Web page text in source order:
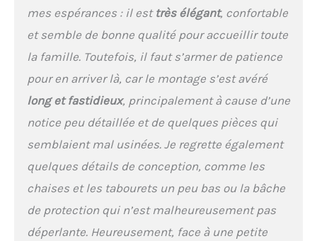
l'hiver ou les absences
prolongées. CONFORT
QUOTIDIEN AVEC
COUSSINS DE 5 CM
coussins imperméables
intégrés aux chaises et
tabourets offrent un
soutien confortable
(épaisseur 5 cm). Vous
agréables assis sur ce
mobilier de terrasse bien
COMPLET LIVRÉ AVEC
TABLE VERRE 223 X 109
mes espérances : il est très élégant, confortable
et semble de bonne qualité pour accueillir toute
la famille. Toutefois, il faut s’armer de patience
pour en arriver là, car le montage s’est avéré
long et fastidieux, principalement à cause d’une
notice peu détaillée et de quelques pièces qui
semblaient mal usinées. Je regrette également
quelques détails de conception, comme les
chaises et les tabourets un peu bas ou la bâche
de protection qui n’est malheureusement pas
déperlante. Heureusement, face à une petite